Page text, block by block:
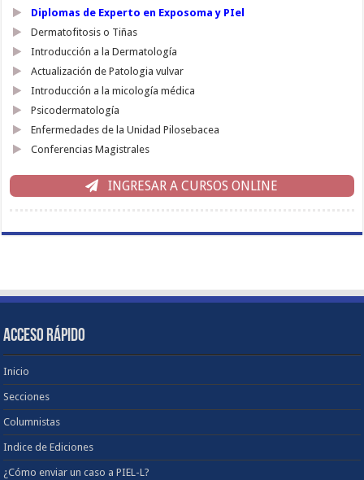
Diplomas de Experto en Exposoma y PIel
Dermatofitosis o Tiñas
Introducción a la Dermatología
Actualización de Patologia vulvar
Introducción a la micología médica
Psicodermatología
Enfermedades de la Unidad Pilosebacea
Conferencias Magistrales
INGRESAR A CURSOS ONLINE
ACCESO RÁPIDO
Inicio
Secciones
Columnistas
Indice de Ediciones
¿Cómo enviar un caso a PIEL-L?